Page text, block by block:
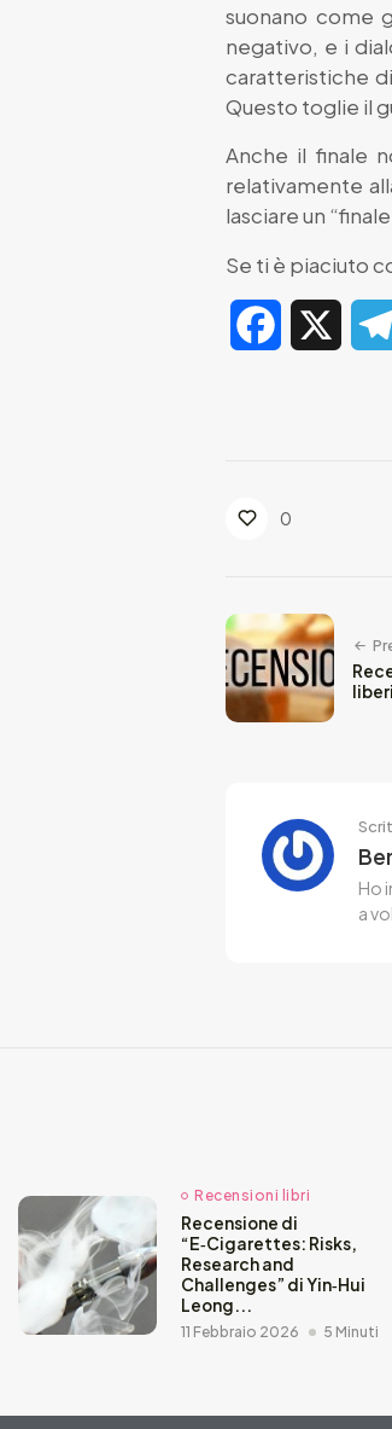
suonano come
negativo, e i
caratteristiche
Questo toglie il
Anche il finale
relativamente
lasciare un
Se ti è piaciuto
Facebook
0
Ho
a
Recensioni libri
Recensione di
“E‑Cigarettes: Risks,
Research and
Challenges” di Yin‑Hui
Leong...
11 Febbraio 2026 5 Minuti